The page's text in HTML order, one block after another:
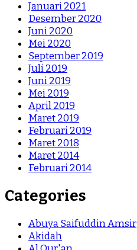
Januari 2021
Desember 2020
Juni 2020
Mei 2020
September 2019
Juli 2019
Juni 2019
Mei 2019
April 2019
Maret 2019
Februari 2019
Maret 2018
Maret 2014
Februari 2014
Categories
Abuya Saifuddin Amsir
Akidah